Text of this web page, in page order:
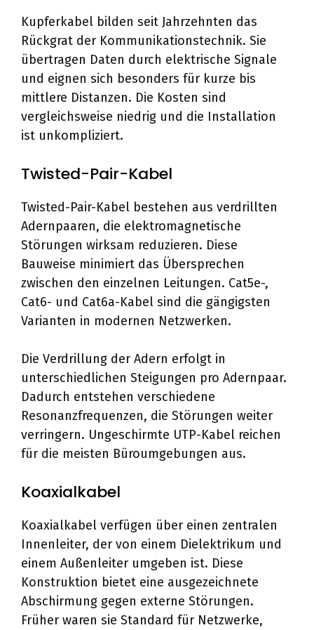
Kupferkabel bilden seit Jahrzehnten das
Rückgrat der Kommunikationstechnik. Sie
übertragen Daten durch elektrische Signale
und eignen sich besonders für kurze bis
mittlere Distanzen. Die Kosten sind
vergleichsweise niedrig und die Installation
ist unkompliziert.
Twisted-Pair-Kabel
Twisted-Pair-Kabel bestehen aus verdrillten
Adernpaaren, die elektromagnetische
Störungen wirksam reduzieren. Diese
Bauweise minimiert das Übersprechen
zwischen den einzelnen Leitungen. Cat5e-,
Cat6- und Cat6a-Kabel sind die gängigsten
Varianten in modernen Netzwerken.
Die Verdrillung der Adern erfolgt in
unterschiedlichen Steigungen pro Adernpaar.
Dadurch entstehen verschiedene
Resonanzfrequenzen, die Störungen weiter
verringern. Ungeschirmte UTP-Kabel reichen
für die meisten Büroumgebungen aus.
Koaxialkabel
Koaxialkabel verfügen über einen zentralen
Innenleiter, der von einem Dielektrikum und
einem Außenleiter umgeben ist. Diese
Konstruktion bietet eine ausgezeichnete
Abschirmung gegen externe Störungen.
Früher waren sie Standard für Netzwerke,